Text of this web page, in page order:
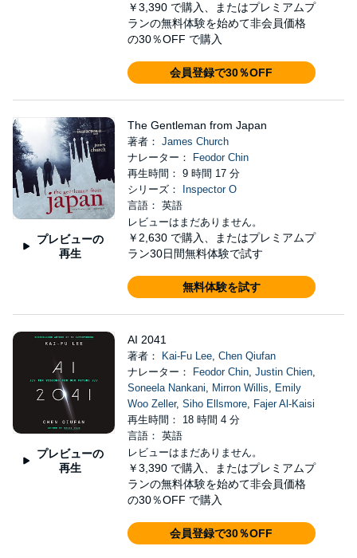
￥3,390 で購入、またはプレミアムプ
ランの無料体験を始めて非会員価格
の30％OFF で購入
会員登録で30％OFF
プレビューの
再生
The Gentleman from Japan
著者： James Church
ナレーター：
Feodor Chin
再生時間： 9 時間 17 分
シリーズ：
Inspector O
言語： 英語
レビューはまだありません。
￥2,630 で購入、またはプレミアムプ
ラン30日間無料体験で試す
無料体験を試す
プレビューの
再生
AI 2041
著者： Kai-Fu Lee, Chen Qiufan
ナレーター：
Feodor Chin, Justin Chien,
Soneela Nankani, Mirron Willis, Emily
Woo Zeller, Siho Ellsmore, Fajer Al-Kaisi
再生時間： 18 時間 4 分
言語： 英語
レビューはまだありません。
￥3,390 で購入、またはプレミアムプ
ランの無料体験を始めて非会員価格
の30％OFF で購入
会員登録で30％OFF